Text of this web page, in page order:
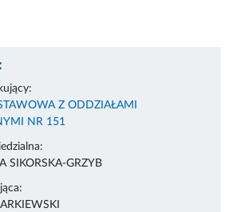
Z ODDZIAŁAMI
NR 151
SIKORSKA-GRZYB